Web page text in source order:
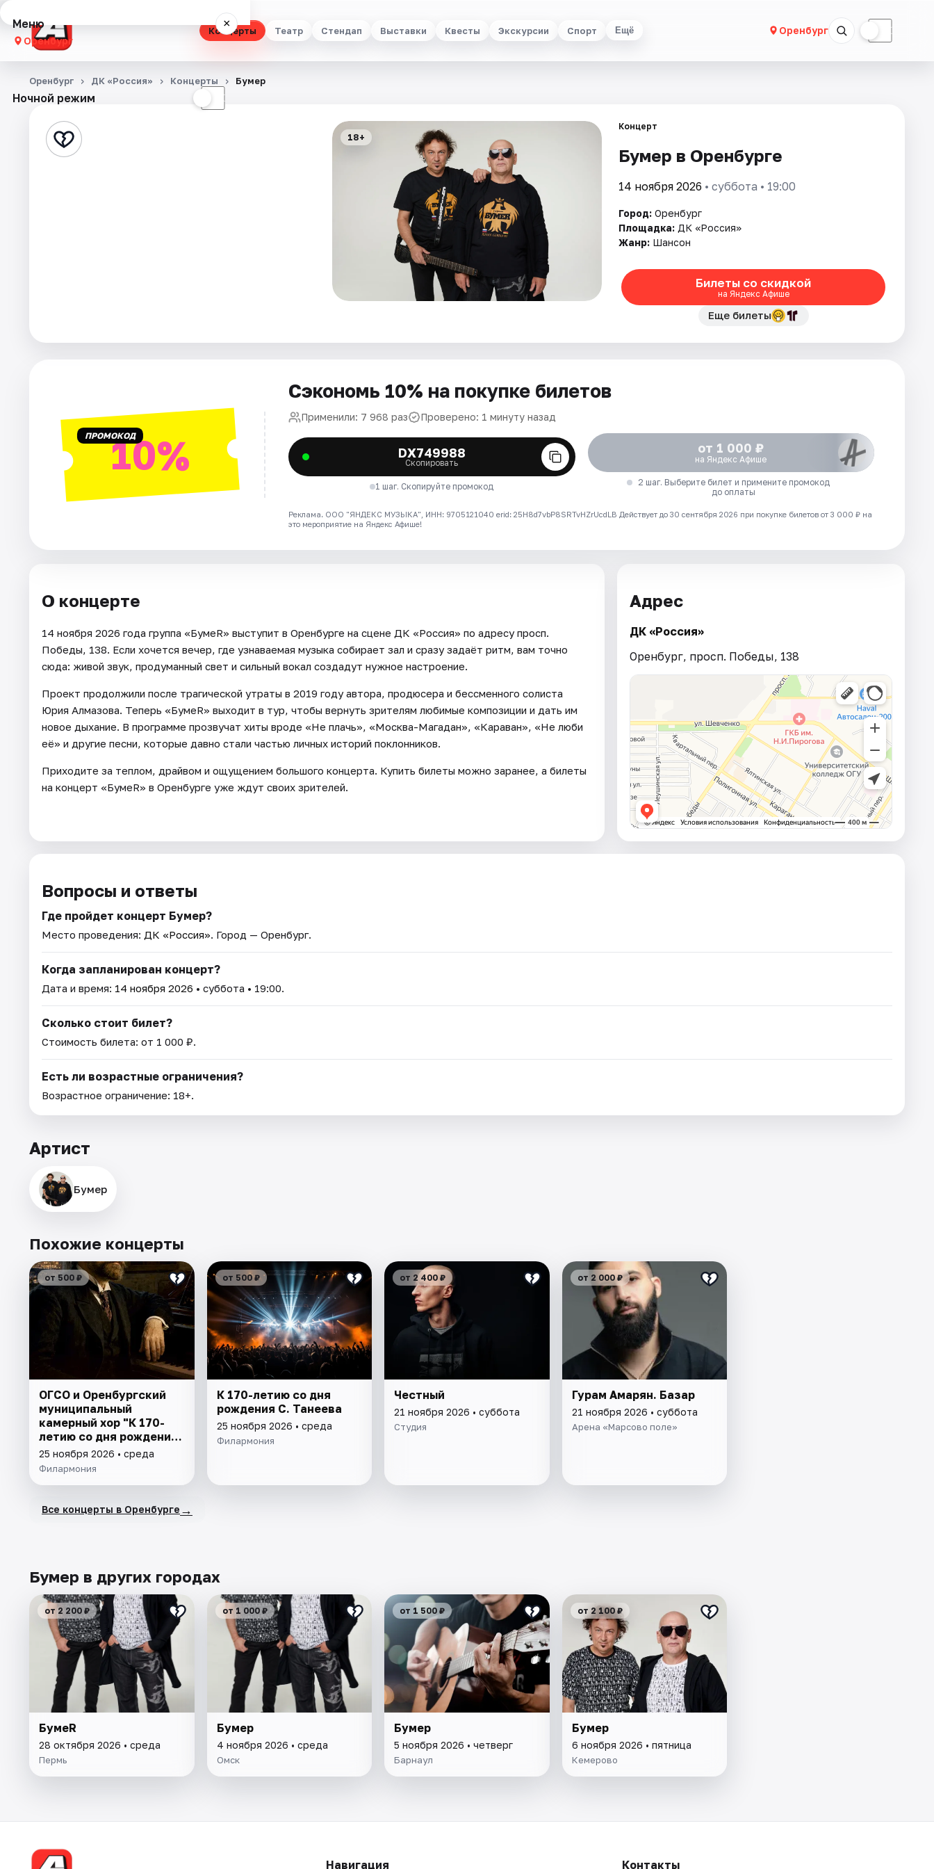
Концерты Театр Стендап Выставки Квесты Экскурсии Спорт Ещё Оренбург ☾
Меню ×
Оренбург
Концерты
Стендап
Рейтинги
Ночной режим ☾
Оренбург ДК «Россия» Концерты Бумер
18+
Концерт
Бумер в Оренбурге
14 ноября 2026 • суббота • 19:00
Город: Оренбург
Площадка: ДК «Россия»
Жанр: Шансон
Билеты со скидкой
на Яндекс Афише
Еще билеты
ПРОМОКОД10%
Сэкономь 10% на покупке билетов
Применили: 7 968 раз Проверено: 1 минуту назад
DX749988
Скопировать
1 шаг. Скопируйте промокод
от 1 000 ₽
на Яндекс Афише
2 шаг. Выберите билет и примените промокод
до оплаты
Реклама. ООО "ЯНДЕКС МУЗЫКА", ИНН: 9705121040 erid: 25H8d7vbP8SRTvHZrUcdLB Действует до 30 сентября 2026 при покупке билетов от 3 000 ₽ на
это мероприятие на Яндекс Афише!
О концерте
14 ноября 2026 года группа «БумеR» выступит в Оренбурге на сцене ДК «Россия» по адресу просп.
Победы, 138. Если хочется вечер, где узнаваемая музыка собирает зал и сразу задаёт ритм, вам точно
сюда: живой звук, продуманный свет и сильный вокал создадут нужное настроение.
Проект продолжили после трагической утраты в 2019 году автора, продюсера и бессменного солиста
Юрия Алмазова. Теперь «БумеR» выходит в тур, чтобы вернуть зрителям любимые композиции и дать им
новое дыхание. В программе прозвучат хиты вроде «Не плачь», «Москва-Магадан», «Караван», «Не люби
её» и другие песни, которые давно стали частью личных историй поклонников.
Приходите за теплом, драйвом и ощущением большого концерта. Купить билеты можно заранее, а билеты
на концерт «БумеR» в Оренбурге уже ждут своих зрителей.
Адрес
ДК «Россия»
Оренбург, просп. Победы, 138
Вопросы и ответы
Где пройдет концерт Бумер?
Место проведения: ДК «Россия». Город — Оренбург.
Когда запланирован концерт?
Дата и время: 14 ноября 2026 • суббота • 19:00.
Сколько стоит билет?
Стоимость билета: от 1 000 ₽.
Есть ли возрастные ограничения?
Возрастное ограничение: 18+.
Артист
Бумер
Похожие концерты
от 500 ₽
ОГСО и Оренбургский
муниципальный
камерный хор "К 170-
летию со дня рождения
С.Танеева"
25 ноября 2026 • среда
Филармония
от 500 ₽
К 170-летию со дня
рождения С. Танеева
25 ноября 2026 • среда
Филармония
от 2 400 ₽
Честный
21 ноября 2026 • суббота
Студия
от 2 000 ₽
Гурам Амарян. Базар
21 ноября 2026 • суббота
Арена «Марсово поле»
Все концерты в Оренбурге →
Бумер в других городах
от 2 200 ₽
БумеR
28 октября 2026 • среда
Пермь
от 1 000 ₽
Бумер
4 ноября 2026 • среда
Омск
от 1 500 ₽
Бумер
5 ноября 2026 • четверг
Барнаул
от 2 100 ₽
Бумер
6 ноября 2026 • пятница
Кемерово
Навигация Контакты